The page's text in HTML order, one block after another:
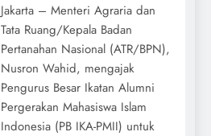
Jakarta – Menteri Agraria dan
Tata Ruang/Kepala Badan
Pertanahan Nasional (ATR/BPN),
Nusron Wahid, mengajak
Pengurus Besar Ikatan Alumni
Pergerakan Mahasiswa Islam
Indonesia (PB IKA-PMII) untuk